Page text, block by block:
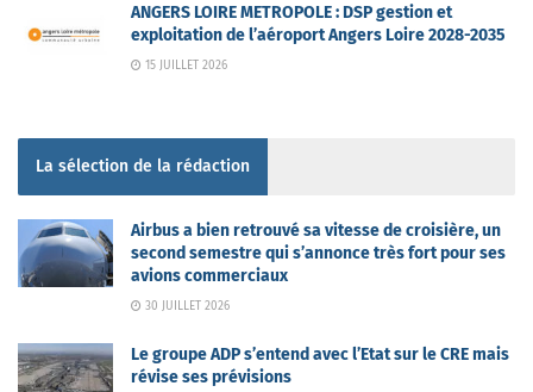
ANGERS LOIRE METROPOLE : DSP gestion et
exploitation de l’aéroport Angers Loire 2028-2035
15 JUILLET 2026
La sélection de la rédaction
Airbus a bien retrouvé sa vitesse de croisière, un
second semestre qui s’annonce très fort pour ses
avions commerciaux
30 JUILLET 2026
Le groupe ADP s’entend avec l’Etat sur le CRE mais
révise ses prévisions